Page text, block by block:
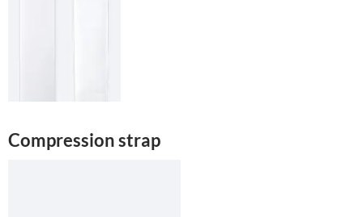
Compression strap